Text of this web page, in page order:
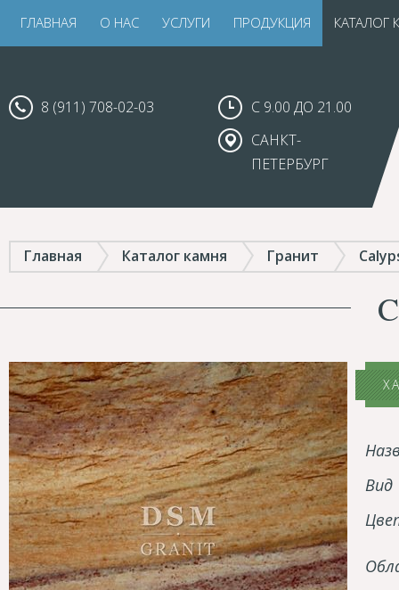
ГЛАВНАЯ О НАС УСЛУГИ ПРОДУКЦИЯ КАТАЛОГ
8 (911) 708-02-03
С 9.00 ДО 21.00
САНКТ-
ПЕТЕРБУРГ
Главная Каталог камня Гранит
Вид